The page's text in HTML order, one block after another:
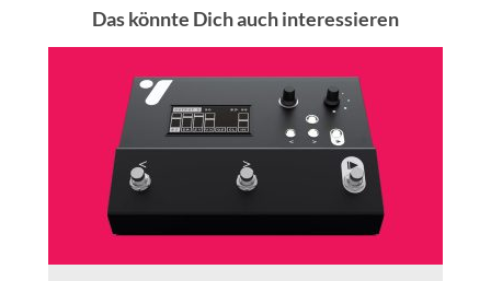
Das könnte Dich auch interessieren